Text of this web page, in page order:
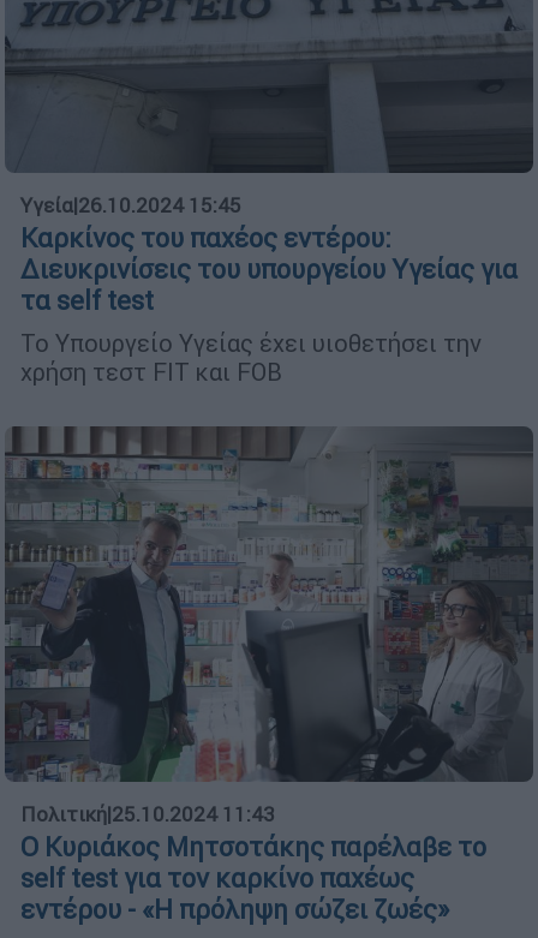
Υγεία|26.10.2024 15:45
Καρκίνος του παχέος εντέρου:
Διευκρινίσεις του υπουργείου Υγείας για
τα self test
Το Υπουργείο Υγείας έχει υιοθετήσει την
χρήση τεστ FIT και FOB
Πολιτική|25.10.2024 11:43
Ο Κυριάκος Μητσοτάκης παρέλαβε το
self test για τον καρκίνο παχέως
εντέρου - «Η πρόληψη σώζει ζωές»